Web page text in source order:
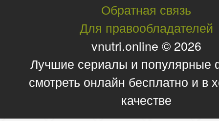
Обратная связь
Для правообладателей
vnutri.online © 2026
Лучшие сериалы и
смотреть онлайн бесплатно и в
качестве